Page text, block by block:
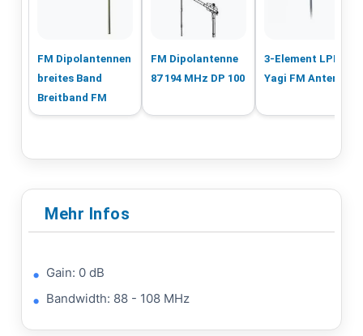
FM Dipolantennen
breites Band
Breitband FM
FM Dipolantenne
87 194 MHz DP 100
3-Element LPFM
Yagi FM Antenne
Mehr Infos
Gain: 0 dB
Bandwidth: 88 - 108 MHz